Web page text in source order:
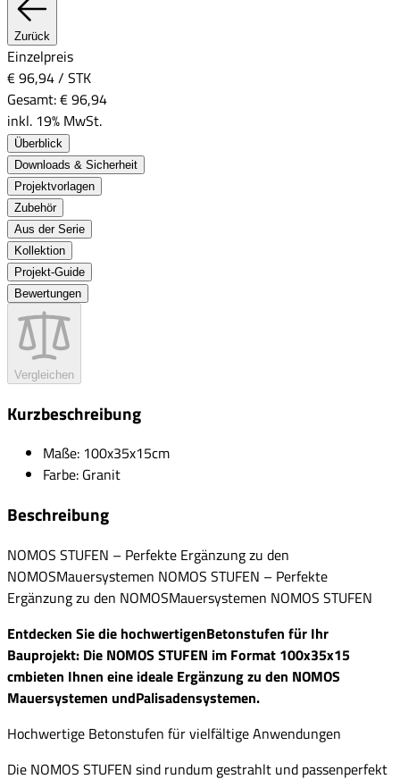
Zurück
Einzelpreis
€ 96,94/ STK
Gesamt:€ 96,94
inkl. 19% MwSt.
Überblick
Downloads & Sicherheit
Projektvorlagen
Zubehör
Aus der Serie
Kollektion
Projekt-Guide
Bewertungen
Vergleichen
Kurzbeschreibung
Maße: 100x35x15cm
Farbe: Granit
Beschreibung
NOMOS STUFEN – Perfekte Ergänzung zu den
NOMOSMauersystemen NOMOS STUFEN – Perfekte
Ergänzung zu den NOMOSMauersystemen NOMOS STUFEN
Entdecken Sie die hochwertigenBetonstufen für Ihr
Bauprojekt: Die NOMOS STUFEN im Format 100x35x15
cmbieten Ihnen eine ideale Ergänzung zu den NOMOS
Mauersystemen undPalisadensystemen.
Hochwertige Betonstufen für vielfältige Anwendungen
Die NOMOS STUFEN sind rundum gestrahlt und passenperfekt